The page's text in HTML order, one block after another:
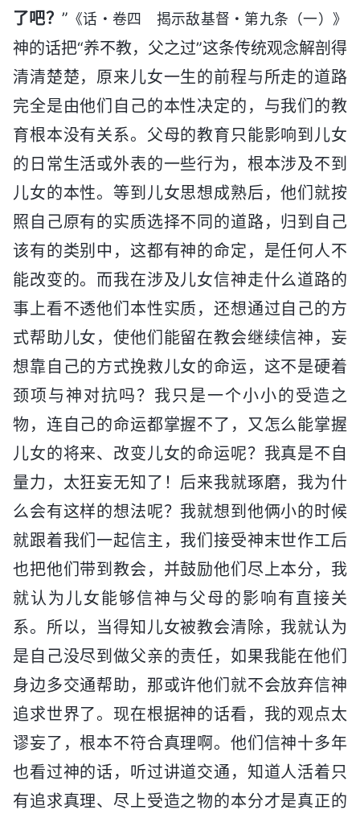
了吧？ ” 《话・卷四 揭示敌基督・第九条（一）》
神的话把“养不教，父之过”这条传统观念解剖得
清清楚楚，原来儿女一生的前程与所走的道路
完全是由他们自己的本性决定的，与我们的教
育根本没有关系。父母的教育只能影响到儿女
的日常生活或外表的一些行为，根本涉及不到
儿女的本性。等到儿女思想成熟后，他们就按
照自己原有的实质选择不同的道路，归到自己
该有的类别中，这都有神的命定，是任何人不
能改变的。而我在涉及儿女信神走什么道路的
事上看不透他们本性实质，还想通过自己的方
式帮助儿女，使他们能留在教会继续信神，妄
想靠自己的方式挽救儿女的命运，这不是硬着
颈项与神对抗吗？我只是一个小小的受造之
物，连自己的命运都掌握不了，又怎么能掌握
儿女的将来、改变儿女的命运呢？我真是不自
量力，太狂妄无知了！后来我就琢磨，我为什
么会有这样的想法呢？我就想到他俩小的时候
就跟着我们一起信主，我们接受神末世作工后
也把他们带到教会，并鼓励他们尽上本分，我
就认为儿女能够信神与父母的影响有直接关
系。所以，当得知儿女被教会清除，我就认为
是自己没尽到做父亲的责任，如果我能在他们
身边多交通帮助，那或许他们就不会放弃信神
追求世界了。现在根据神的话看，我的观点太
谬妄了，根本不符合真理啊。他们信神十多年
也看过神的话，听过讲道交通，知道人活着只
有追求真理、尽上受造之物的本分才是真正的